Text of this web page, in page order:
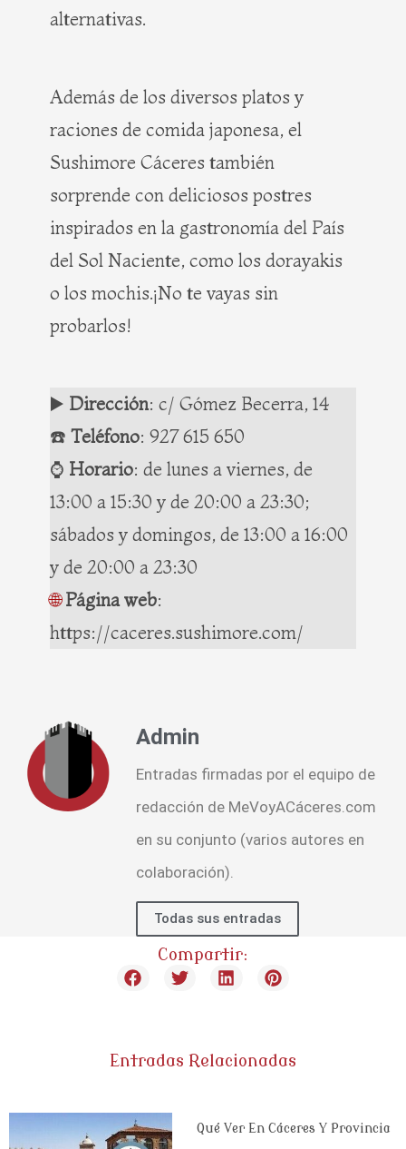
alternativas.
Además de los diversos platos y
raciones de comida japonesa, el
Sushimore Cáceres también
sorprende con deliciosos postres
inspirados en la gastronomía del País
del Sol Naciente, como los dorayakis
o los mochis.¡No te vayas sin
probarlos!
▶️ Dirección: c/ Gómez Becerra, 14
☎️ Teléfono: 927 615 650
⌚️ Horario: de lunes a viernes, de
13:00 a 15:30 y de 20:00 a 23:30;
sábados y domingos, de 13:00 a 16:00
y de 20:00 a 23:30
🌐 Página web:
https://caceres.sushimore.com/
Admin
Entradas firmadas por el equipo de
redacción de MeVoyACáceres.com
en su conjunto (varios autores en
colaboración).
Todas sus entradas
Compartir:
Entradas Relacionadas
Qué Ver En Cáceres Y Provincia